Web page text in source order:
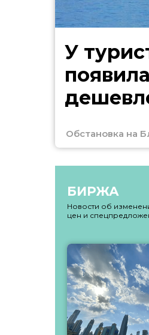
У
Обстановка на
БИРЖА
Новости об
цен и